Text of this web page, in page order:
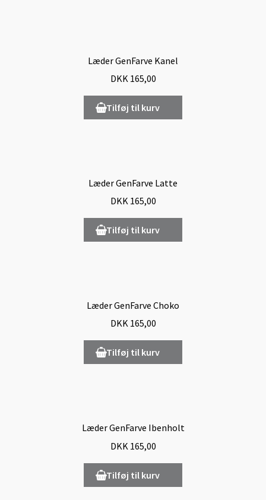
Læder GenFarve Kanel
DKK165,00
Tilføj til kurv
Læder GenFarve Latte
DKK165,00
Tilføj til kurv
Læder GenFarve Choko
DKK165,00
Tilføj til kurv
Læder GenFarve Ibenholt
DKK 165,00
Tilføj til kurv